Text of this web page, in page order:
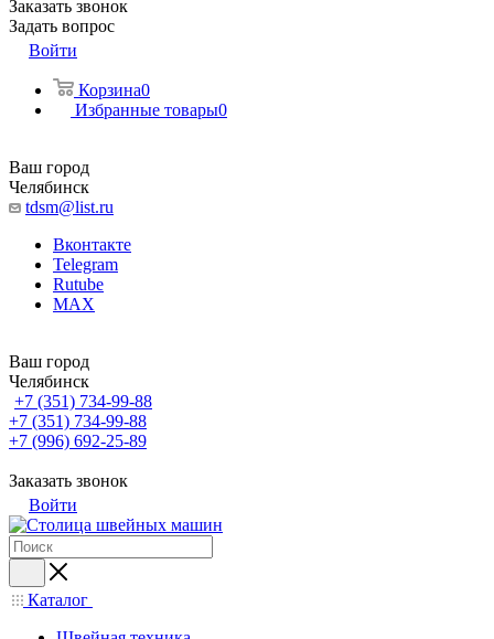
Заказать звонок
Задать вопрос
Войти
Корзина0
Избранные товары0
Ваш город
Челябинск
tdsm@list.ru
Вконтакте
Telegram
Rutube
MAX
Ваш город
Челябинск
+7 (351) 734-99-88
+7 (351) 734-99-88
+7 (996) 692-25-89
Заказать звонок
Войти
Каталог